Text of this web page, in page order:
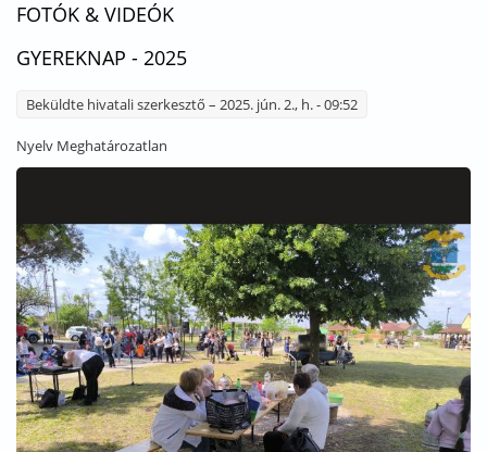
FOTÓK & VIDEÓK
GYEREKNAP - 2025
Beküldte hivatali szerkesztő – 2025. jún. 2., h. - 09:52
Nyelv Meghatározatlan